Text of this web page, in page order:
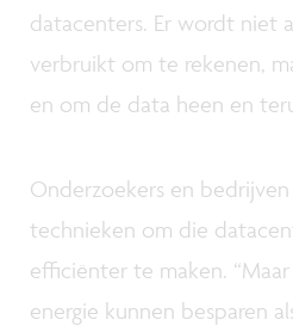
datacenters. Er wordt niet
verbruikt om te rekenen,
en om de data heen en
Onderzoekers en
technieken om die
efficiënter te maken.
energie kunnen besparen